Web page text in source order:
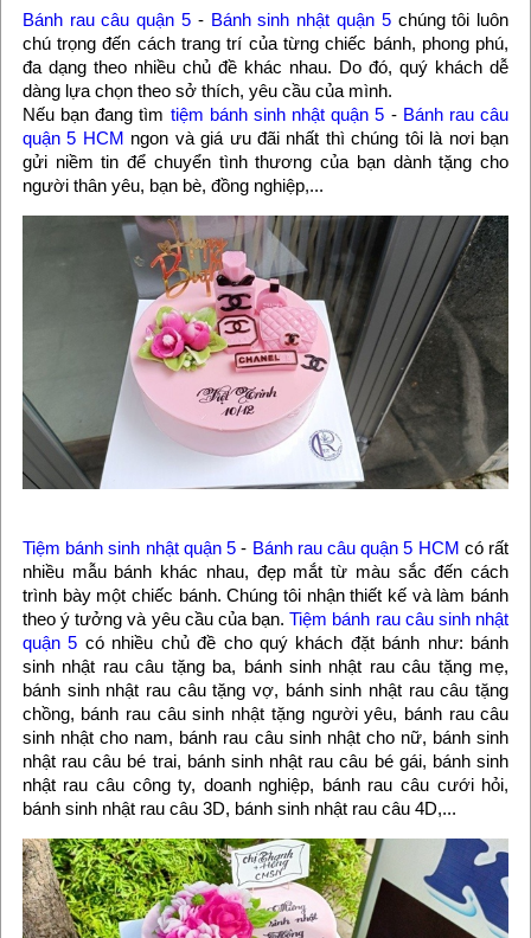
Bánh rau câu quận 5 - Bánh sinh nhật quận 5chúng tôi luôn
chú trọng đến cách trang trí của từng chiếc bánh, phong phú,
đa dạng theo nhiều chủ đề khác nhau. Do đó, quý khách dễ
dàng lựa chọn theo sở thích, yêu cầu của mình.
Nếu bạn đang tìm tiệm bánh sinh nhật quận 5 -Bánh rau câu
quận 5 HCM ngon và giá ưu đãi nhất thì chúng tôi là nơi bạn
gửi niềm tin để chuyển tình thương của bạn dành tặng cho
người thân yêu, bạn bè, đồng nghiệp,...
Tiệm bánh sinh nhật quận 5 - Bánh rau câu quận 5 HCM có rất
nhiều mẫu bánh khác nhau, đẹp mắt từ màu sắc đến cách
trình bày một chiếc bánh. Chúng tôi nhận thiết kế và làm bánh
theo ý tưởng và yêu cầu của bạn.Tiệm bánh rau câu sinh nhật
quận 5 có nhiều chủ đề cho quý khách đặt bánh như: bánh
sinh nhật rau câu tặng ba, bánh sinh nhật rau câu tặng mẹ,
bánh sinh nhật rau câu tặng vợ, bánh sinh nhật rau câu tặng
chồng, bánh rau câu sinh nhật tặng người yêu, bánh rau câu
sinh nhật cho nam, bánh rau câu sinh nhật cho nữ, bánh sinh
nhật rau câu bé trai, bánh sinh nhật rau câu bé gái, bánh sinh
nhật rau câu công ty, doanh nghiệp, bánh rau câu cưới hỏi,
bánh sinh nhật rau câu 3D, bánh sinh nhật rau câu 4D,...